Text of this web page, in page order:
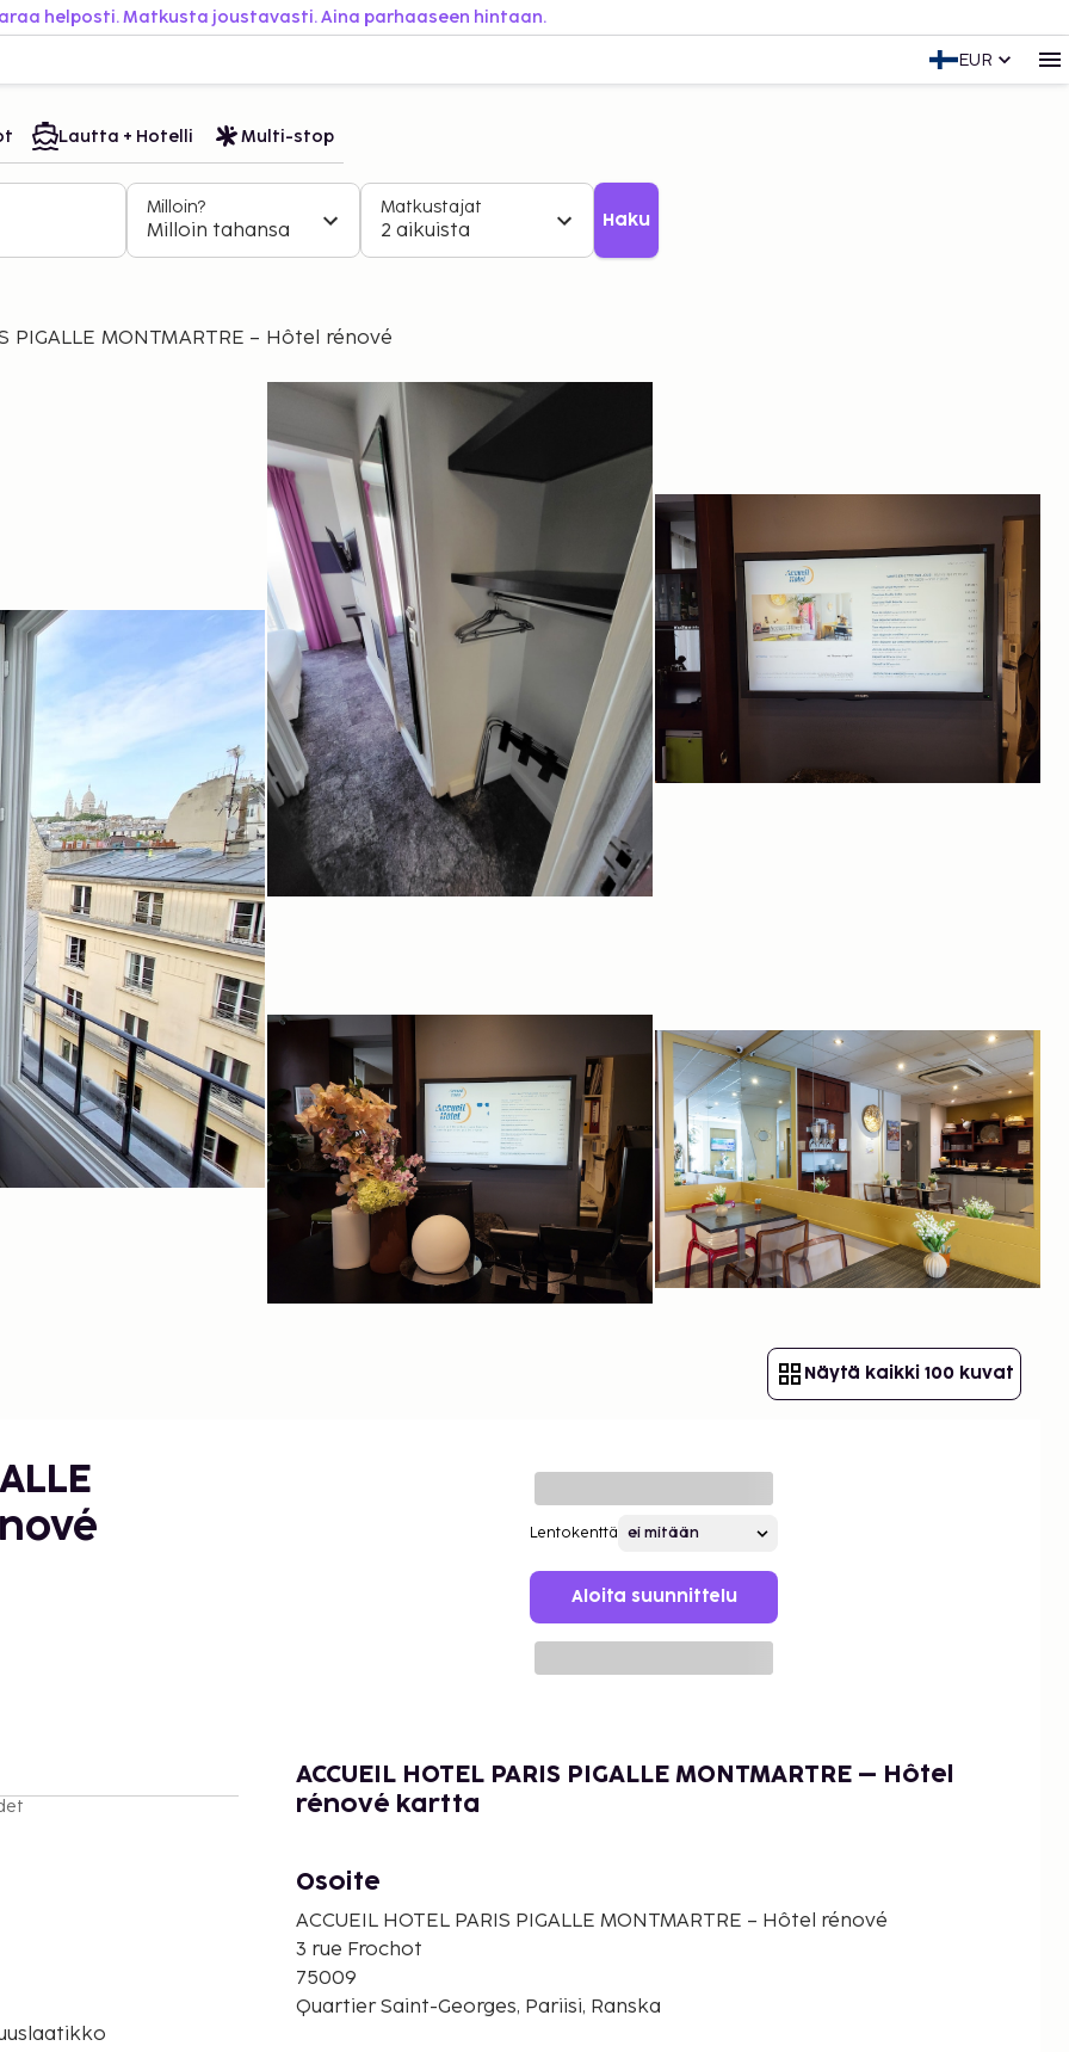
helposti. Matkusta joustavasti. Aina parhaaseen hintaan.
EUR
Lautta + Hotelli Multi-stop
Milloin?
Milloin tahansa
Matkustajat
2 aikuista Haku
PIGALLE MONTMARTRE – Hôtel rénové
Näytä kaikki 100 kuvat
Lentokenttä
Aloita suunnittelu
ACCUEIL HOTEL PARIS PIGALLE MONTMARTRE – Hôtel
rénové kartta
Osoite
ACCUEIL HOTEL PARIS PIGALLE MONTMARTRE – Hôtel rénové
3 rue Frochot
75009
Quartier Saint-Georges, Pariisi, Ranska